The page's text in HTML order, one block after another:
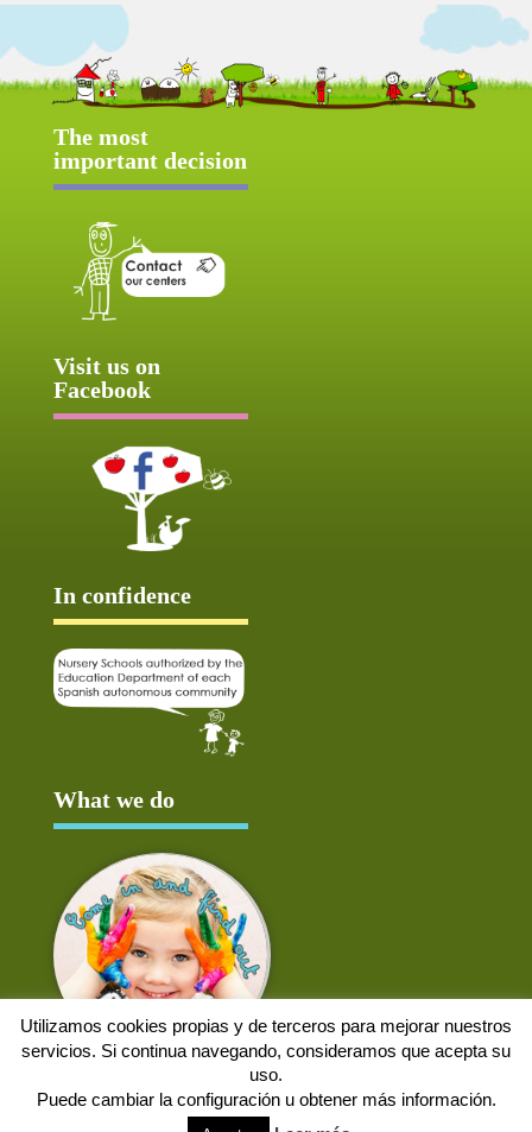
The most
important decision
Visit us on
Facebook
In confidence
What we do
Utilizamos cookies propias y de terceros para mejorar nuestros
servicios. Si continua navegando, consideramos que acepta su
uso.
Puede cambiar la configuración u obtener más información.
Aviso Legal Política de cookies Protección de datos Solicitud de baja